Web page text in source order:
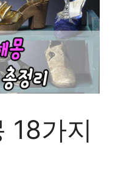
18가지